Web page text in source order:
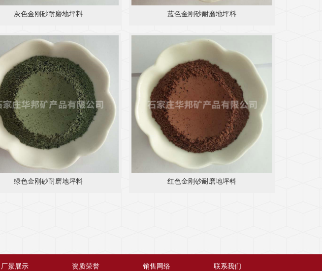
灰色金刚砂耐磨地坪料 蓝色金刚砂耐磨地坪料
绿色金刚砂耐磨地坪料 红色金刚砂耐磨地坪料
厂景展示 资质荣誉 销售网络 联系我们